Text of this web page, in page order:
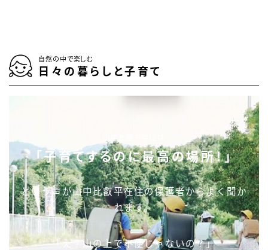
自然の中で楽しむ
日々の暮らしと子育て
山中比叡平学区は
「子育てするのに最高の場所！」
という声が山中比叡平在住の保護者からよく聞か
れます。
「え？山の上で不便じゃないの？」